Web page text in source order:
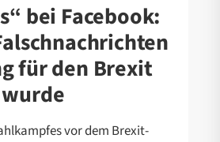
bei Facebook:
für den Brexit
vor dem Brexit-